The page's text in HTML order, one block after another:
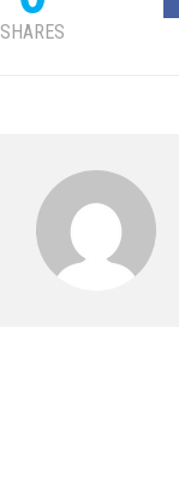
SHARES